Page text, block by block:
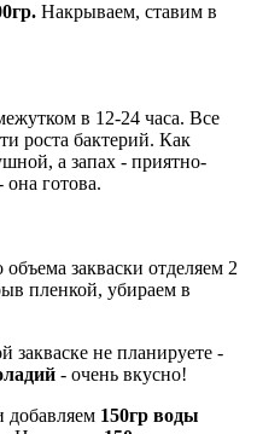
Накрываем, ставим в
в 12-24 часа. Все
роста бактерий. Как
а запах - приятно-
готова.
объема закваски отделяем 2
пленкой, убираем в
закваске не планируете -
- очень вкусно!
добавляем 150гр воды